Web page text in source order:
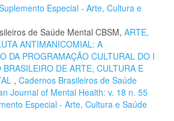
Especial - Arte, Cultura e
de Saúde Mental CBSM, ARTE,
ANTIMANICOMIAL: A
DA PROGRAMAÇÃO CULTURAL DO I
BRASILEIRO DE ARTE, CULTURA E
, Cadernos Brasileiros de Saúde
Journal of Mental Health: v. 18 n. 55
Especial - Arte, Cultura e Saúde